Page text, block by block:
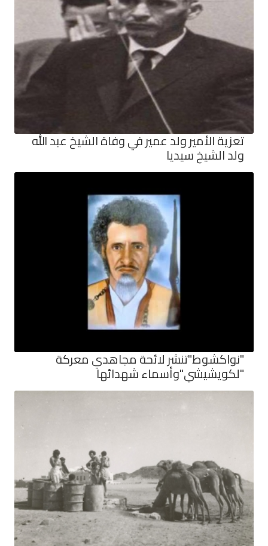
تعزية الأمير ولد عمير في وفاة الشيخ عبد الله
ولد الشيخ سيديا
"نواكشوط"تنشر لائحة مجاهدي معركة
"لكويشيشي"وأسماء شهدائها